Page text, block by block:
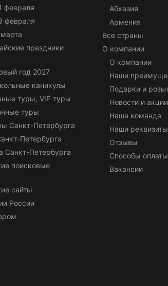
февраля
февраля
праздники
год 2027
каникулы
туры, VIP туры
туры
Санкт-Петербурга
Петербурга
Санкт-Петербурга
поисковые
сайты
России
Абхазия
Армения
Все страны
О компании
О компании
Наши
Подарки и
Новости и акции
Наша команда
Наши реквизиты
Отзывы
Способы
Вакансии